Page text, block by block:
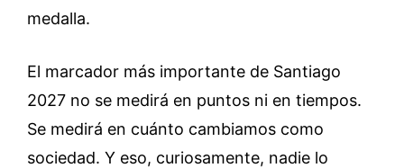
medalla.
El marcador más importante de Santiago
2027 no se medirá en puntos ni en tiempos.
Se medirá en cuánto cambiamos como
sociedad. Y eso, curiosamente, nadie lo